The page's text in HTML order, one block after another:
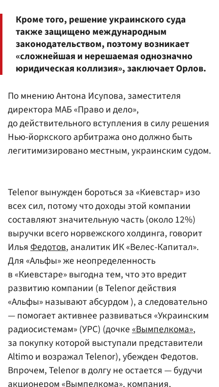
Кроме того, решение украинского суда
также защищено международным
законодательством, поэтому возникает
«сложнейшая и нерешаемая однозначно
юридическая коллизия», заключает Орлов.
По мнению Антона Исупова, заместителя
директора МАБ «Право и дело»,
до действительного вступления в силу решения
Нью-йоркского арбитража оно должно быть
легитимизировано местным, украинским судом.
Telenor вынужден бороться за «Киевстар» изо
всех сил, потому что доходы этой компании
составляют значительную часть (около 12%)
выручки всего норвежского холдинга, говорит
ИльяФедотов, аналитик ИК «Велес-Капитал».
Для «Альфы» же неопределенность
в «Киевстаре» выгодна тем, что это вредит
развитию компании (в Telenor действия
«Альфы» называют абсурдом ), а следовательно
— помогает активнее развиваться «Украинским
радиосистемам» (УРС) (дочке«Вымпелкома»,
за покупку которой выступали представители
Altimo и возражал Telenor), убежден Федотов.
Впрочем, Telenor в долгу не остается — будучи
акционером «Вымпелкома», компания,